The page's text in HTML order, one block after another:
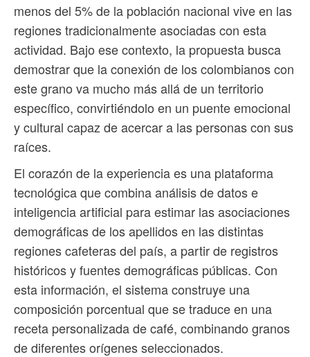
menos del 5% de la población nacional vive en las
regiones tradicionalmente asociadas con esta
actividad. Bajo ese contexto, la propuesta busca
demostrar que la conexión de los colombianos con
este grano va mucho más allá de un territorio
específico, convirtiéndolo en un puente emocional
y cultural capaz de acercar a las personas con sus
raíces.
El corazón de la experiencia es una plataforma
tecnológica que combina análisis de datos e
inteligencia artificial para estimar las asociaciones
demográficas de los apellidos en las distintas
regiones cafeteras del país, a partir de registros
históricos y fuentes demográficas públicas. Con
esta información, el sistema construye una
composición porcentual que se traduce en una
receta personalizada de café, combinando granos
de diferentes orígenes seleccionados.